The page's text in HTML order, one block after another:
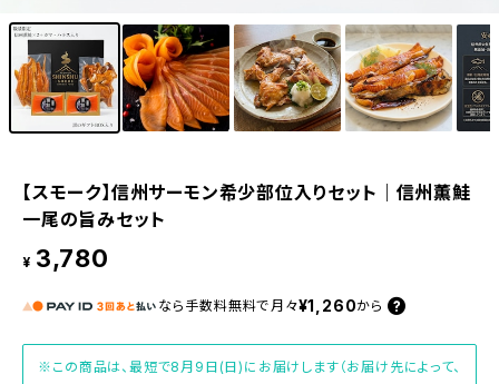
【スモーク】信州サーモン希少部位入りセット｜信州薫鮭
一尾の旨みセット
¥ 3,780
なら 手数料無料で 月々¥1,260から
※この商品は、最短で8月9日(日)にお届けします（お届け先によって、